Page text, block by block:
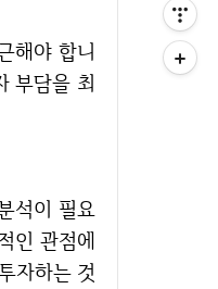
해야 합니
부담을 최
석이 필요
인 관점에
자하는 것